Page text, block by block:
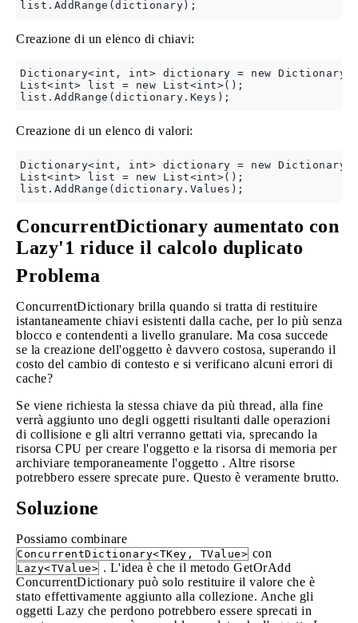
Creazione di un elenco di chiavi:
Dictionary<int, int> dictionary = new
List<int> list = new List<int>();
Creazione di un elenco di valori:
Dictionary<int, int> dictionary = new
List<int> list = new List<int>();
ConcurrentDictionary aumentato con
Lazy'1 riduce il calcolo duplicato
Problema
ConcurrentDictionary brilla quando si tratta di restituire
istantaneamente chiavi esistenti dalla cache, per lo più senza
blocco e contendenti a livello granulare. Ma cosa succede
se la creazione dell'oggetto è davvero costosa, superando il
costo del cambio di contesto e si verificano alcuni errori di
cache?
Se viene richiesta la stessa chiave da più thread, alla fine
verrà aggiunto uno degli oggetti risultanti dalle operazioni
di collisione e gli altri verranno gettati via, sprecando la
risorsa CPU per creare l'oggetto e la risorsa di memoria per
archiviare temporaneamente l'oggetto . Altre risorse
potrebbero essere sprecate pure. Questo è veramente brutto.
Soluzione
Possiamo combinare
ConcurrentDictionary<TKey, TValue> con
Lazy<TValue> . L'idea è che il metodo GetOrAdd
ConcurrentDictionary può solo restituire il valore che è
stato effettivamente aggiunto alla collezione. Anche gli
oggetti Lazy che perdono potrebbero essere sprecati in